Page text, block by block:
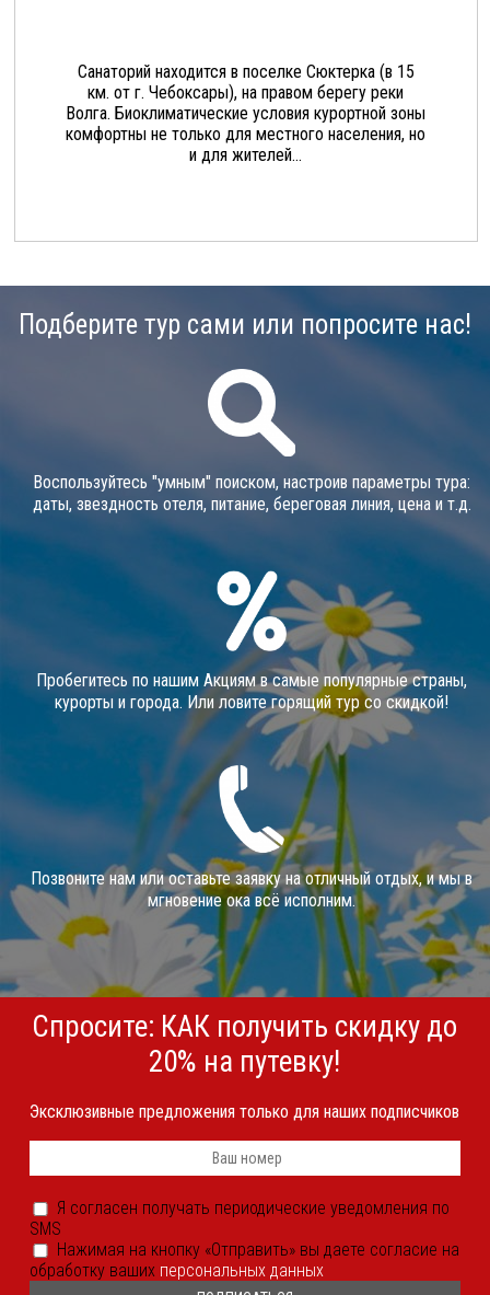
Санаторий находится в поселке Сюктерка (в 15
км. от г. Чебоксары), на правом берегу реки
Волга. Биоклиматические условия курортной зоны
комфортны не только для местного населения, но
и для жителей...
Подберите тур сами или попросите нас!
Воспользуйтесь "умным" поиском, настроив параметры тура:
даты, звездность отеля, питание, береговая линия, цена и т.д.
Пробегитесь по нашим Акциям в самые популярные страны,
курорты и города. Или ловите горящий тур со скидкой!
Позвоните нам или оставьте заявку на отличный отдых, и мы в
мгновение ока всё исполним.
Спросите: КАК получить скидку до
20% на путевку!
Эксклюзивные предложения только для наших подписчиков
Телефон
*
согласен
получать
периодические
уведомления
SMS
Я согласен получать периодические уведомления по
SMS
Согласие
на
обработку
Нажимая на кнопку «Отправить» вы даете согласие на
обработку ваших персональных данных